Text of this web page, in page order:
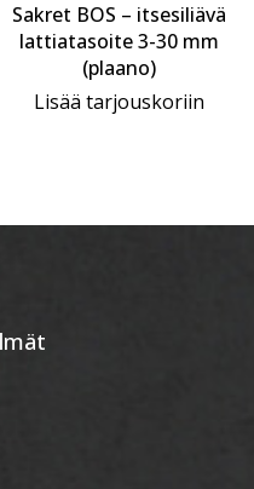
Sakret BOS – itsesiliävä
lattiatasoite 3-30 mm
(plaano)
Lisää tarjouskoriin